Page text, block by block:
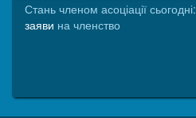
Стань членом асоціації сьогодні:
заяви на членство